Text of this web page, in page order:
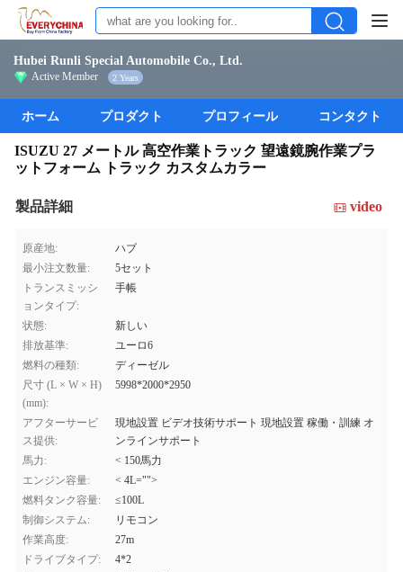
Hubei Runli Special Automobile Co., Ltd.
Active Member 2 Years
ホーム プロダクト プロフィール コンタクト
ISUZU 27 メートル 高空作業トラック 望遠鏡腕作業プラ
ットフォーム トラック カスタムカラー
製品詳細 video
原産地:
ハブ
最小注文数量:
5セット
トランスミッシ
ョンタイプ:
手帳
状態:
新しい
排放基準:
ユーロ6
燃料の種類:
ディーゼル
尺寸 (L × W × H)
(mm):
5998*2000*2950
アフターサービ
ス提供:
現地設置 ビデオ技術サポート 現地設置 稼働・訓練 オ
ンラインサポート
馬力:
< 150馬力
エンジン容量:
< 4L="">
燃料タンク容量:
≤100L
制御システム:
リモコン
作業高度:
27m
ドライブタイプ:
4*2